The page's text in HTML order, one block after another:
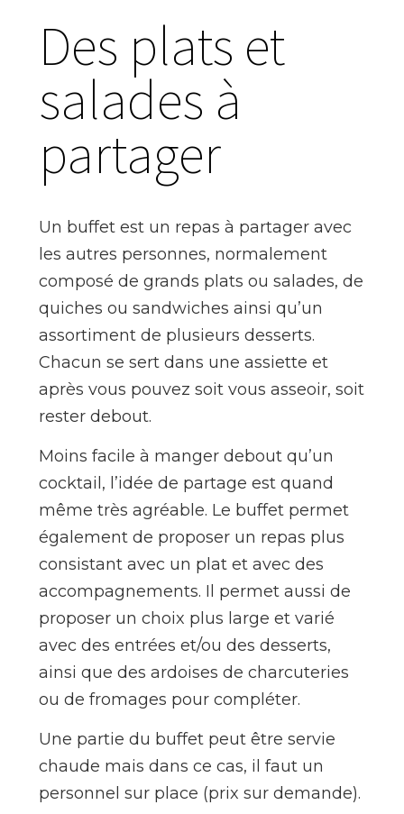
Des plats et
salades à
partager
Un buffet est un repas à partager avec
les autres personnes, normalement
composé de grands plats ou salades, de
quiches ou sandwiches ainsi qu’un
assortiment de plusieurs desserts.
Chacun se sert dans une assiette et
après vous pouvez soit vous asseoir, soit
rester debout.
Moins facile à manger debout qu’un
cocktail, l’idée de partage est quand
même très agréable. Le buffet permet
également de proposer un repas plus
consistant avec un plat et avec des
accompagnements. Il permet aussi de
proposer un choix plus large et varié
avec des entrées et/ou des desserts,
ainsi que des ardoises de charcuteries
ou de fromages pour compléter.
Une partie du buffet peut être servie
chaude mais dans ce cas, il faut un
personnel sur place (prix sur demande).